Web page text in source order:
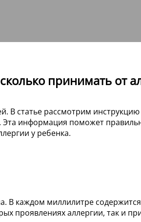
принимать от
В статье рассмотрим
информация поможет
у ребенка.
В каждом миллилитре
проявлениях аллергии, так и